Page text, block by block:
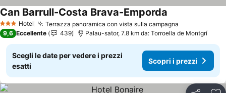
3 StelleHotel Terrazza panoramica con vista sulla campagna
Can Barrull-Costa Brava-Emporda
9,6 Eccellente 439 Palau-sator, 7.8 km da: Torroella de Montgrí
Scegli le date per vedere i prezzi
esatti
Scopri i prezzi